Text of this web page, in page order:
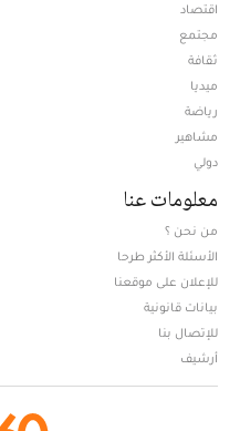
اقتصاد
مجتمع
ثقافة
ميديا
رياضة
مشاهير
دولي
معلومات عنا
من نحن ؟
الأسئلة الأكثر طرحا
للإعلان على موقعنا
بيانات قانونية
للإتصال بنا
أرشيف